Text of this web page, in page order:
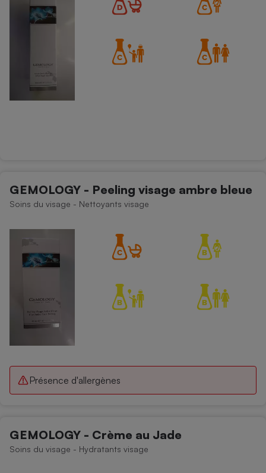
GEMOLOGY - Peeling visage ambre bleue
Soins du visage - Nettoyants visage
Présence d'allergènes
GEMOLOGY - Crème au Jade
Soins du visage - Hydratants visage